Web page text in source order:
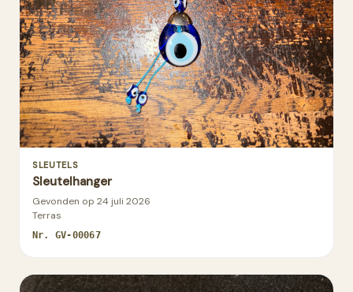
SLEUTELS
Sleutelhanger
Gevonden op 24 juli 2026
Terras
Nr. GV-00067